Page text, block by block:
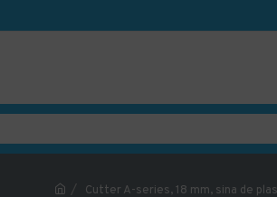
Cutter A-series, 18 mm, sina de